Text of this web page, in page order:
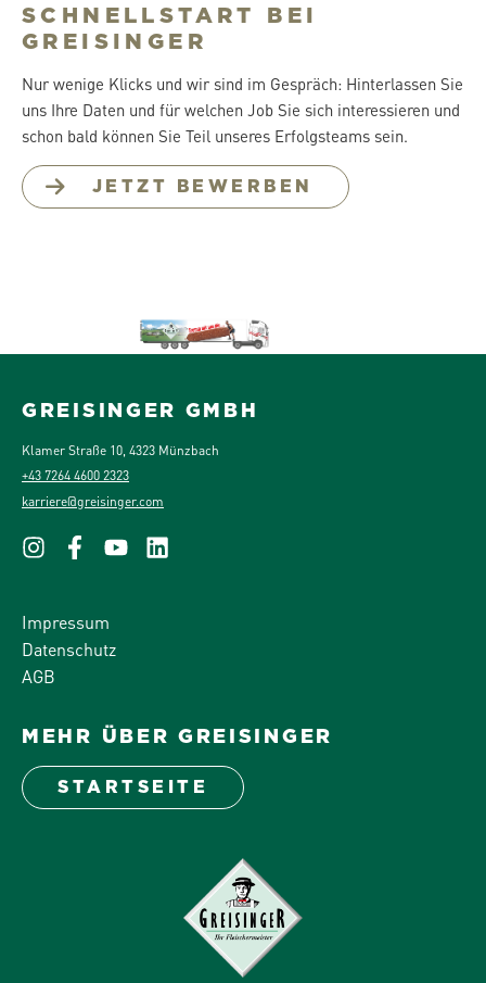
SCHNELLSTART BEI
GREISINGER
Nur wenige Klicks und wir sind im Gespräch: Hinterlassen Sie
uns Ihre Daten und für welchen Job Sie sich interessieren und
schon bald können Sie Teil unseres Erfolgsteams sein.
JETZT BEWERBEN
GREISINGER GMBH
Klamer Straße 10, 4323 Münzbach
+43 7264 4600 2323
karriere@greisinger.com
Impressum
Datenschutz
AGB
MEHR ÜBER GREISINGER
STARTSEITE